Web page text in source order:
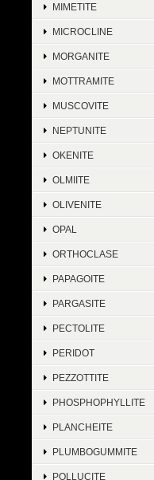
MIMETITE
MICROCLINE
MORGANITE
MOTTRAMITE
MUSCOVITE
NEPTUNITE
OKENITE
OLMIITE
OLIVENITE
OPAL
ORTHOCLASE
PAPAGOITE
PARGASITE
PECTOLITE
PERIDOT
PEZZOTTITE
PHOSPHOPHYLLITE
PLANCHEITE
PLUMBOGUMMITE
POLLUCITE